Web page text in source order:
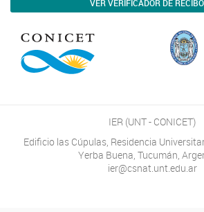
VER VERIFICADOR DE
IER (UNT - CONICET)
Edificio las Cúpulas, Residencia
Yerba Buena, Tucumán,
ier@csnat.unt.edu.ar